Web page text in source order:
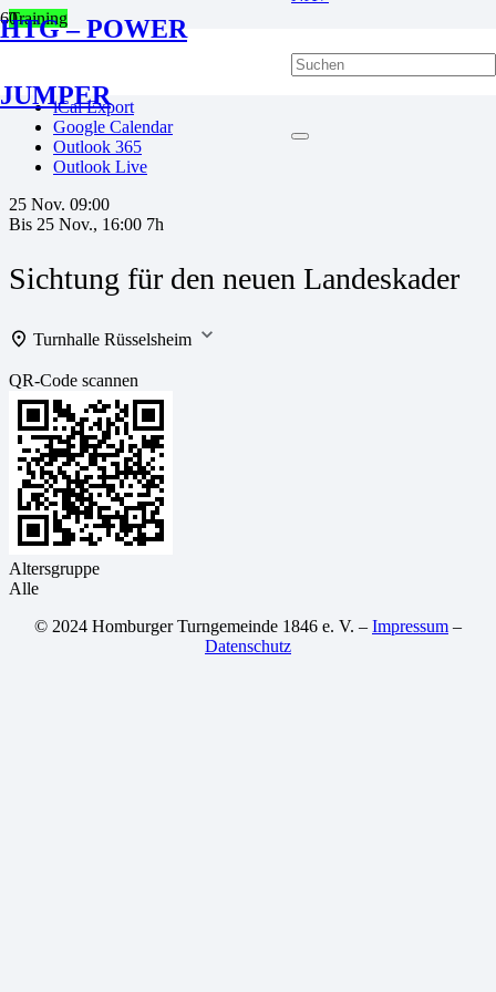
HTG – POWER
JUMPER
Training
favorite_border
iCal Export
Google Calendar
Outlook 365
Outlook Live
25 Nov. 09:00
Bis 25 Nov., 16:00 7h
Sichtung für den neuen Landeskader
Turnhalle Rüsselsheim
QR-Code scannen
Altersgruppe
Alle
© 2024 Homburger Turngemeinde 1846 e. V. – Impressum –
Datenschutz